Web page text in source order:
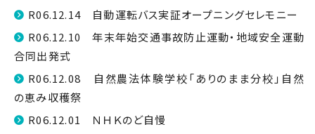
R06.12.14 自動運転バス実証オープニングセレモニー
R06.12.10 年末年始交通事故防止運動・地域安全運動
合同出発式
R06.12.08 自然農法体験学校「ありのまま分校」自然
の恵み収穫祭
R06.12.01 ＮＨＫのど自慢